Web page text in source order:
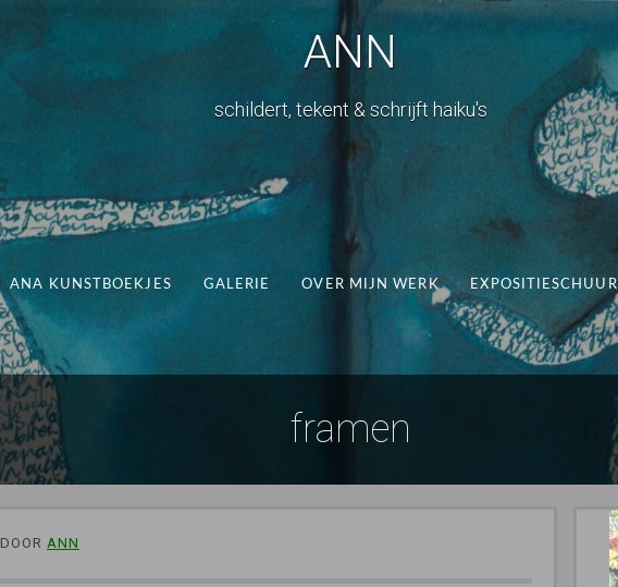
ANN
schildert, tekent & schrijft haiku's
ANA KUNSTBOEKJES GALERIE OVER MIJN WERK EXPOSITIESCHUUR
framen
DOOR ANN